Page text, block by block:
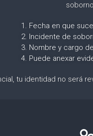
1. Fecha en que
2. Incidente de
3. Nombre y cargo
4. Puede anexar
tu identidad no será